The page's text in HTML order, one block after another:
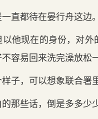
直都待在晏行舟这边。
他现‌在的身份，对
容易回来洗完澡放松
子，可以想象联合署
那些话‌，倒是多多少